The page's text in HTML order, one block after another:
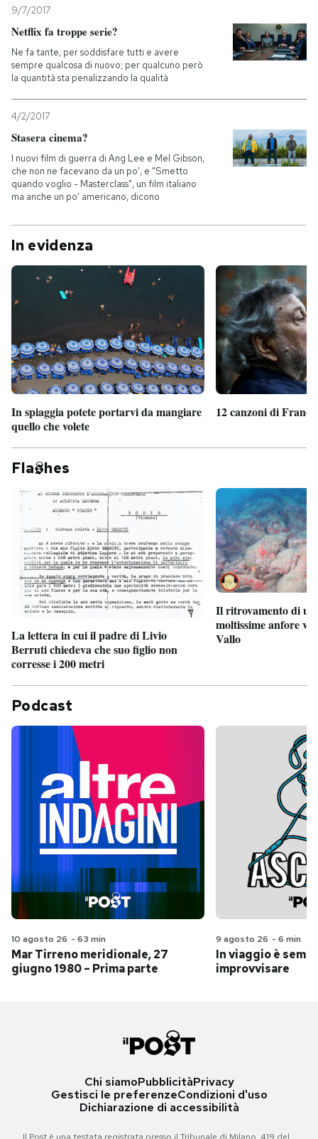
9/7/2017
Netflix fa troppe serie?
Ne fa tante, per soddisfare tutti e avere
sempre qualcosa di nuovo; per qualcuno però
la quantità sta penalizzando la qualità
4/2/2017
Stasera cinema?
I nuovi film di guerra di Ang Lee e Mel Gibson,
che non ne facevano da un po', e "Smetto
quando voglio - Masterclass", un film italiano
ma anche un po' americano, dicono
In evidenza
In spiaggia potete portarvi da mangiare
quello che volete
12 canzoni di
Fla hes
La lettera in cui il padre di Livio
Berruti chiedeva che suo figlio non
corresse i 200 metri
Il ritrovamento di
moltissime anfore
Vallo
Podcast
10 agosto 26 - 63 min
Mar Tirreno meridionale, 27
giugno 1980 – Prima parte
9 agosto 26 - 6 min
In viaggio è
improvvisare
Chi siamoPubblicitàPrivacy
Gestisci le preferenzeCondizioni d'uso
Dichiarazione di accessibilità
Il Post è una testata registrata presso il Tribunale di Milano, 419 del